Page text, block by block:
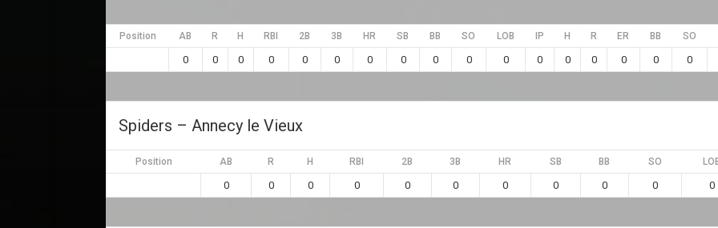
Position AB R H RBI 2B 3B HR SB BB SO LOB IP H R ER BB SO
0 0 0 0 0 0 0 0 0 0 0 0 0 0 0 0 0
Spiders – Annecy le Vieux
Position AB R H RBI 2B 3B HR SB BB SO
0 0 0 0 0 0 0 0 0 0 0